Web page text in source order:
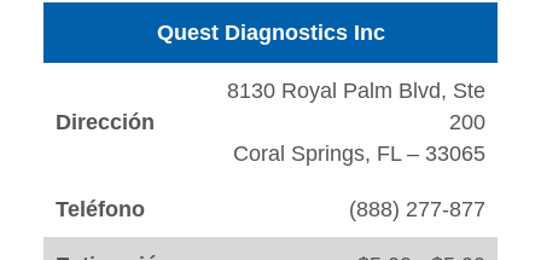
Quest Diagnostics Inc
Dirección
8130 Royal Palm Blvd, Ste
200
Coral Springs, FL – 33065
Teléfono (888) 277-877